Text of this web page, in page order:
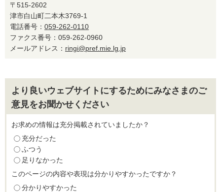
〒515-2602
津市白山町二本木3769-1
電話番号： 059-262-0110
ファクス番号：059-262-0960
メールアドレス： ringi@pref.mie.lg.jp
より良いウェブサイトにするためにみなさまのご
意見をお聞かせください
お求めの情報は充分掲載されていましたか？
充分だった
ふつう
足りなかった
このページの内容や表現は分かりやすかったですか？
分かりやすかった